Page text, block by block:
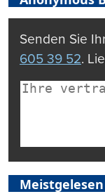
Senden Sie
605 39 52.
Meistgelesen